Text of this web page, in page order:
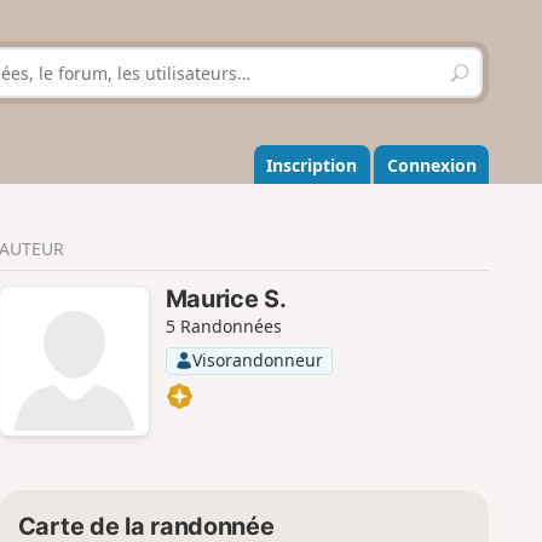
R
e
h
e
r
r
Inscription Connexion
AUTEUR
Maurice S.
5 Randonnées
Visorandonneur
Carte de la randonnée